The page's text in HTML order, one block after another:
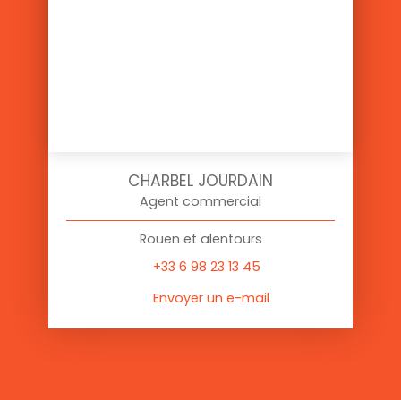
CHARBEL JOURDAIN
Agent commercial
Rouen et alentours
+33 6 98 23 13 45
Envoyer un e-mail